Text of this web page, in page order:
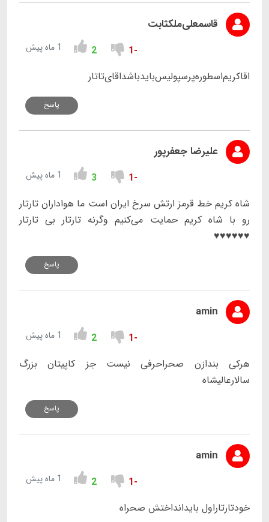
قاسمعلی‌ملکثابت
-1
2 1 ماه پیش
اقا‌کریم‌اسطوره‌پرسپولیس‌باید‌باشد‌اقای‌تاتار
پاسخ
علیرضا جعفرپور
-1
3 1 ماه پیش
شاه کریم خط قرمز ارتش‌ سرخ ایران است ما هواداران تارتار
رو با شاه کریم حمایت می‌کنیم وگرنه تارتار بی تارتار
♥️♥️♥️♥️♥️♥️
پاسخ
amin
-1
2 1 ماه پیش
هرکی بندازن صحراحرفی نیست جز کاپیتان بزرگ
سالارعالیشاه
پاسخ
amin
-1
2 1 ماه پیش
خودتارتاراول بایدانداختش صحراه